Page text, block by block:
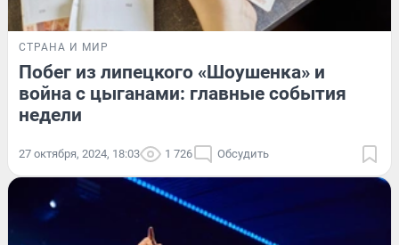
СТРАНА И МИР
Побег из липецкого «Шоушенка» и
война с цыганами: главные события
недели
27 октября, 2024, 18:03 1 726 Обсудить